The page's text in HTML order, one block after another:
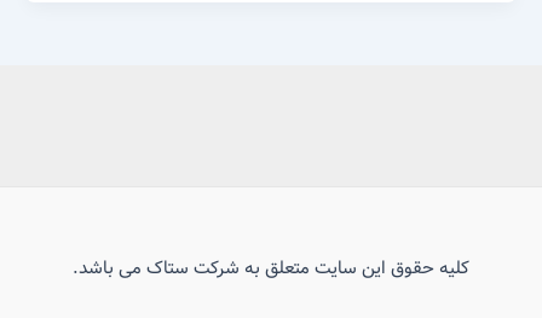
کلیه حقوق این سایت متعلق به شرکت ستاک می باشد.